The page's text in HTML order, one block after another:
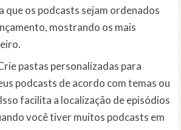
que os podcasts sejam ordenados
mostrando os mais
pastas personalizadas para
podcasts de acordo com temas ou
facilita a localização de episódios
você tiver muitos podcasts em